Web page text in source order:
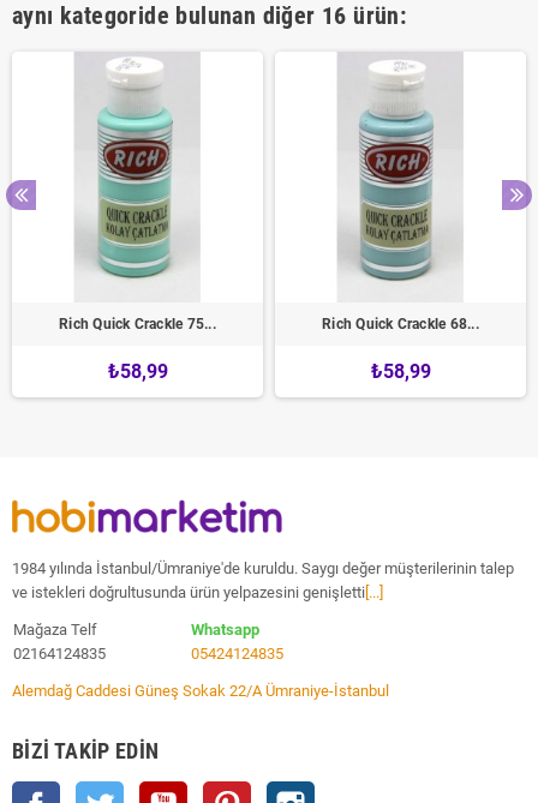
aynı kategoride bulunan diğer 16 ürün:
Rich Quick Crackle 75...
₺58,99
Rich Quick Crackle 68...
₺58,99
1984 yılında İstanbul/Ümraniye'de kuruldu. Saygı değer müşterilerinin talep
ve istekleri doğrultusunda ürün yelpazesini genişletti [...]
Mağaza Telf
02164124835
Whatsapp
05424124835
Alemdağ Caddesi Güneş Sokak 22/A Ümraniye-İstanbul
BIZI TAKIP EDIN
Facebook Twitter YouTube Pinterest